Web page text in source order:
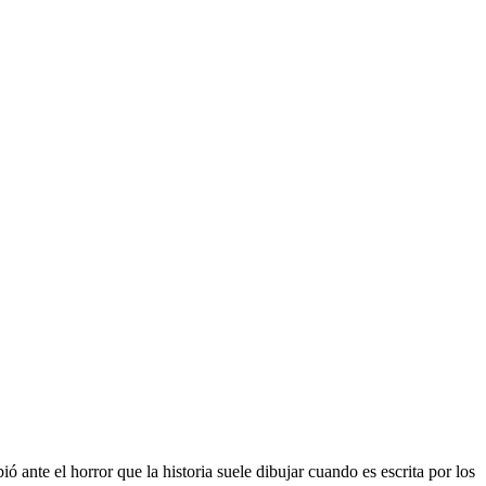
ante el horror que la historia suele dibujar cuando es escrita por los